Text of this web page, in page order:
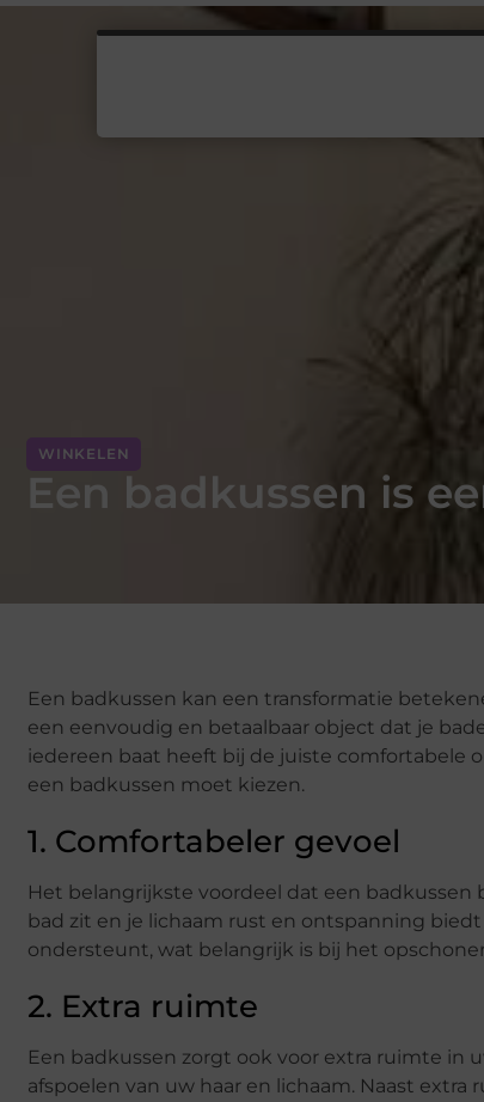
WINKELEN
Een badkussen is
Een badkussen kan een transformatie
een eenvoudig en betaalbaar object dat je
iedereen baat heeft bij de juiste comfortabele
een badkussen moet kiezen.
1. Comfortabeler gevoel
Het belangrijkste voordeel dat een
bad zit en je lichaam rust en ontspanning
ondersteunt, wat belangrijk is bij het
2. Extra ruimte
Een badkussen zorgt ook voor extra ruimte in
afspoelen van uw haar en lichaam. Naast